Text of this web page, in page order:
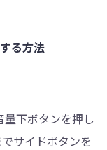
る方法
下ボタンを押し
サイドボタンを